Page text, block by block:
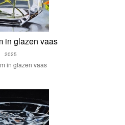
in glazen vaas
2025
in glazen vaas